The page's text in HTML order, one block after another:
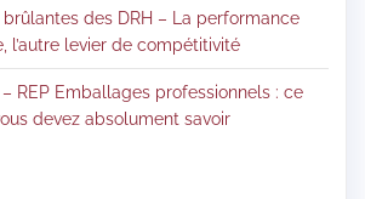
des DRH – La performance
l’autre levier de compétitivité
REP Emballages professionnels : ce
devez absolument savoir